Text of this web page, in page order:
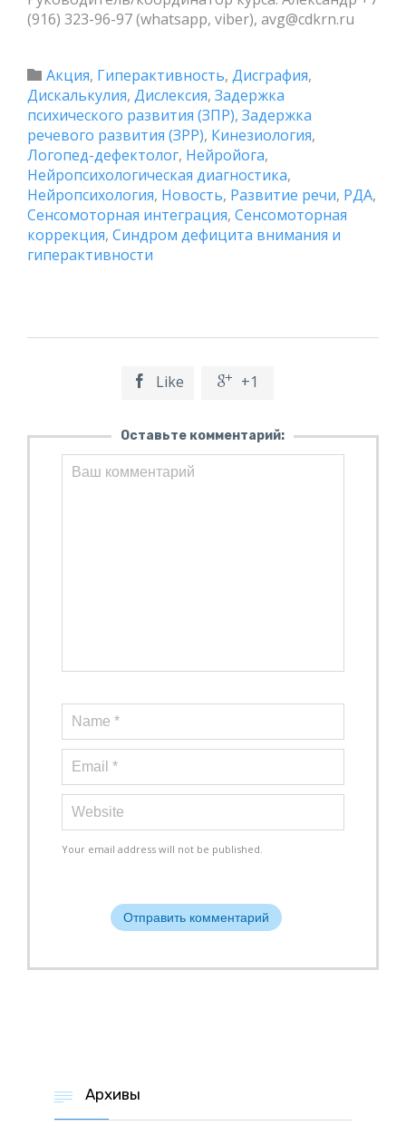
(916) 323-96-97 (whatsapp, viber), avg@cdkrn.ru
 Category
Акция, Гиперактивность, Дисграфия,
Дискалькулия, Дислексия, Задержка
психического развития (ЗПР), Задержка
речевого развития (ЗРР), Кинезиология,
Логопед-дефектолог, Нейройога,
Нейропсихологическая диагностика,
Нейропсихология, Новость, Развитие речи, РДА,
Сенсомоторная интеграция, Сенсомоторная
коррекция, Синдром дефицита внимания и
гиперактивности
 Like  +1
Оставьте комментарий:
Your email address will not be published.
 Архивы